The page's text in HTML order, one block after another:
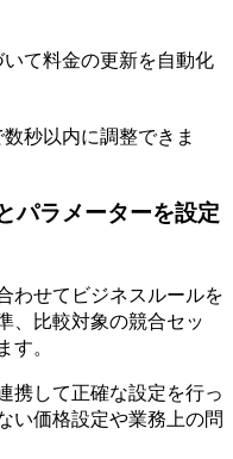
て料金の更新を自動化
秒以内に調整できま
パラメーターを設定
わせてビジネスルールを
、比較対象の競合セッ
。
携して正確な設定を行っ
い価格設定や業務上の問